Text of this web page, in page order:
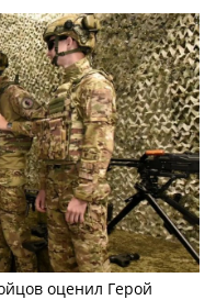
оценил Герой